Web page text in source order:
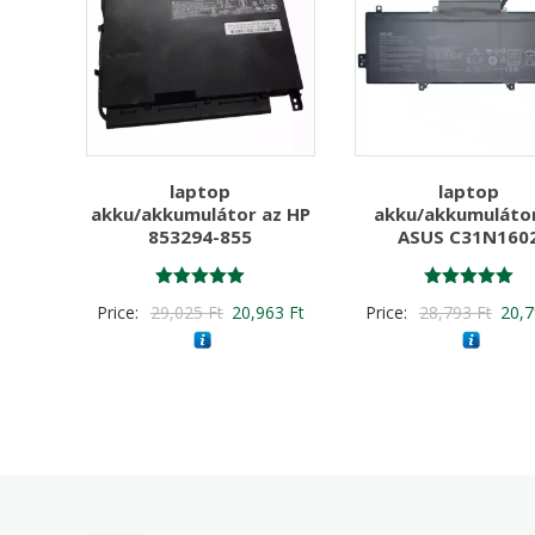
laptop
akku/akkumulátor az HP
853294-855
5.00
/ 5
Price: 29,025Ft Original
20,963 FtCurrent
laptop
akku/
ASUS
5.00
/ 5
Price: 28,793Ft